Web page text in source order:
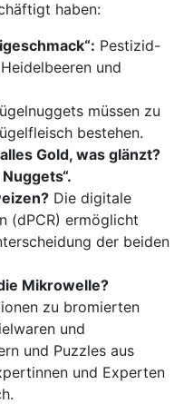
haben:
Pestizid-
und
müssen zu
bestehen.
Gold, was glänzt?
Die digitale
(dPCR) ermöglicht
der beiden
Mikrowelle?
zu bromierten
und
und Puzzles aus
und Experten